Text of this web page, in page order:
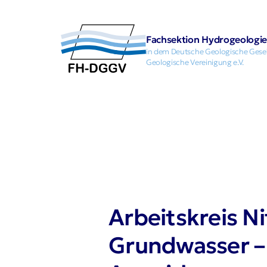
Fachsektion Hydrogeologie
in dem Deutsche Geologische
Geologische Vereinigung e.V.
Arbeitskreis
Grundwasser